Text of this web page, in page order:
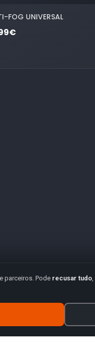
FOG UNIVERSAL
parceiros. Pode recusar tudo,